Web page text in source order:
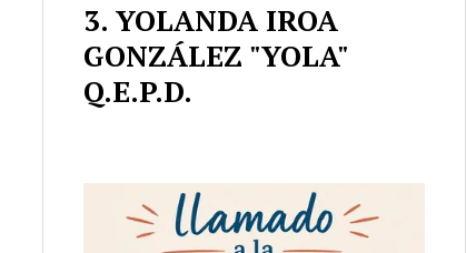
YOLANDA IROA
GONZÁLEZ "YOLA"
Q.E.P.D.